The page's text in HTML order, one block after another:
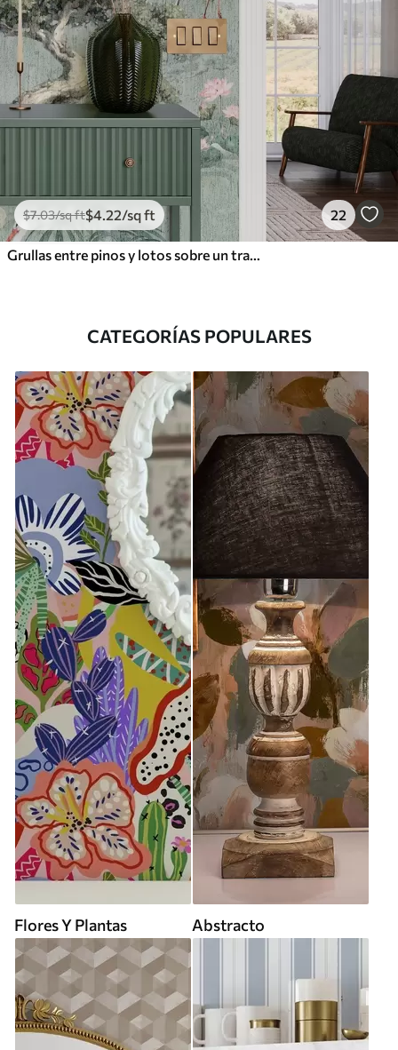
$7.03/sq ft$4.22/sq ft 22
Grullas entre pinos y lotos sobre un tranquilo fondo verde
CATEGORÍAS POPULARES
Flores Y Plantas Abstracto